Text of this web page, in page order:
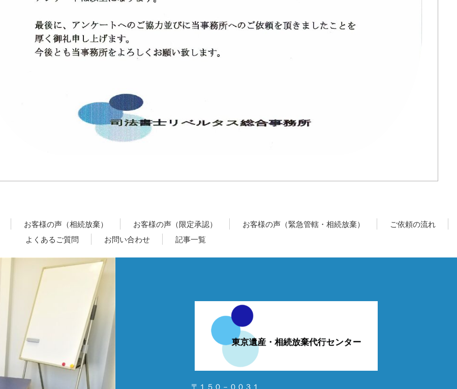
お客様の声（相続放棄） お客様の声（限定承認） お客様の声（緊急管轄・相続放棄）
ご依頼の流れ
よくあるご質問
お問い合わせ 記事一覧
〒１５０－００３１